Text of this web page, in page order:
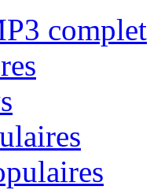
complet